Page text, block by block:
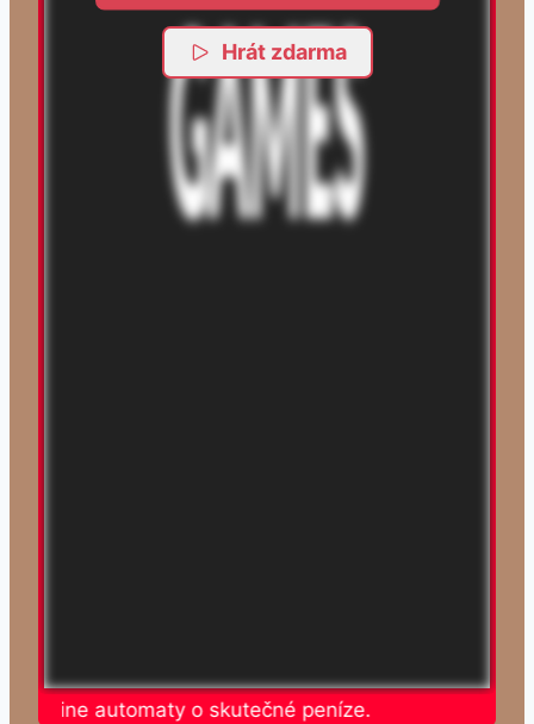
Hrát zdarma
online automaty o skutečné peníze.